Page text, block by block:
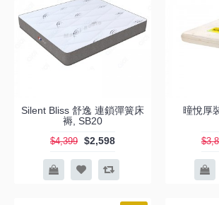
Silent Bliss 舒逸 連鎖彈簧床
褥, SB20
$4,399 $2,598
曈悅厚